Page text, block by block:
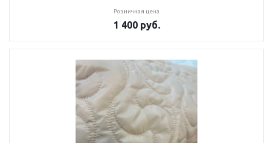
Розничная цена
1 400руб.